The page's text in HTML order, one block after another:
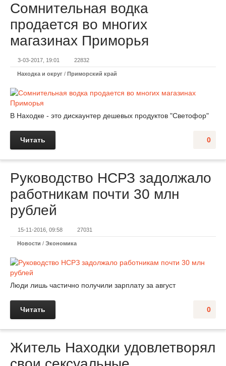
Сомнительная водка
продается во многих
магазинах Приморья
3-03-2017, 19:01 22832
Находка и округ / Приморский край
В Находке - это дискаунтер дешевых продуктов "Светофор"
0
Читать
Руководство НСРЗ задолжало
работникам почти 30 млн
рублей
15-11-2016, 09:58 27031
Новости / Экономика
Люди лишь частично получили зарплату за август
0
Читать
Житель Находки удовлетворял